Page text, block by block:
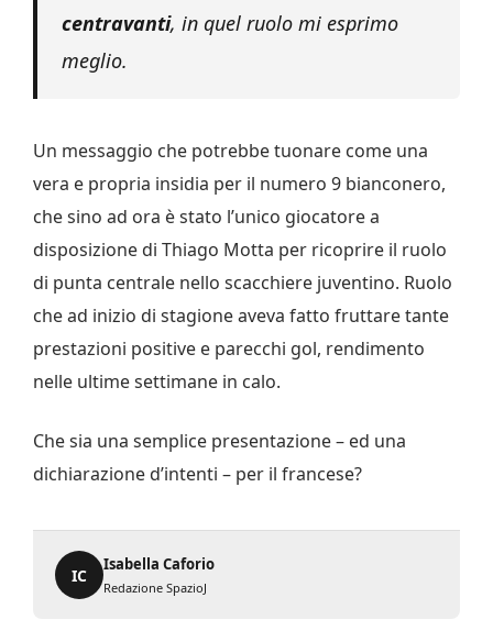
centravanti, in quel ruolo mi esprimo
meglio.
Un messaggio che potrebbe tuonare come una
vera e propria insidia per il numero 9 bianconero,
che sino ad ora è stato l’unico giocatore a
disposizione di Thiago Motta per ricoprire il ruolo
di punta centrale nello scacchiere juventino. Ruolo
che ad inizio di stagione aveva fatto fruttare tante
prestazioni positive e parecchi gol, rendimento
nelle ultime settimane in calo.
Che sia una semplice presentazione – ed una
dichiarazione d’intenti – per il francese?
IC
Isabella Caforio
Redazione SpazioJ